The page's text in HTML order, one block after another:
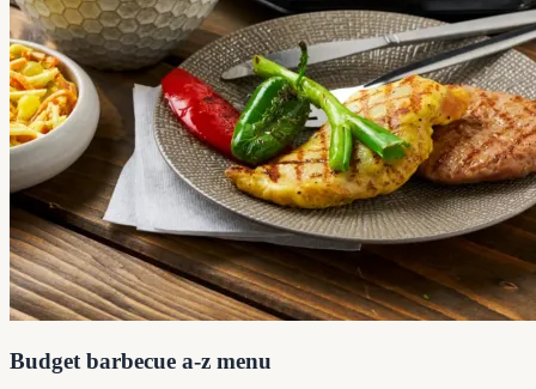
Budget barbecue a-z menu